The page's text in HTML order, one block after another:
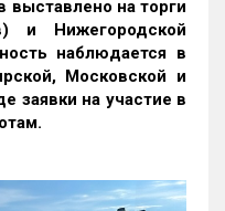
выставлено на торги
и Нижегородской
наблюдается в
Московской и
заявки на участие в
.